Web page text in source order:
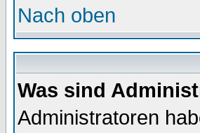
Nach oben
Was sind
Administratoren